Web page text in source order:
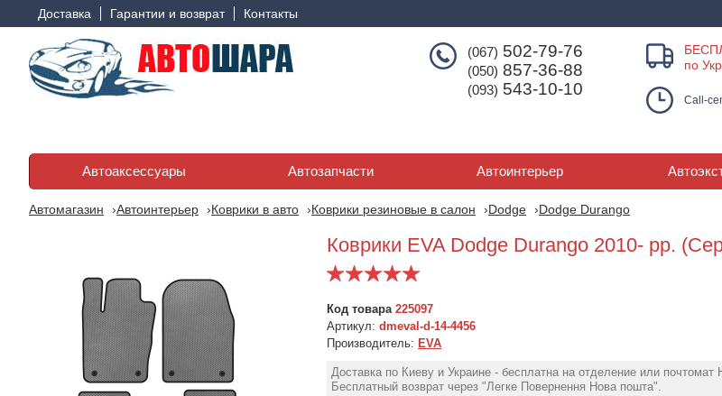
Доставка Гарантии и возврат Контакты
(067) 502-79-76
(050) 857-36-88
(093) 543-10-10
по
Call-
Автоаксессуары Автозапчасти Автоинтерьер
Автомагазин Автоинтерьер Коврики в авто Коврики резиновые в салон Dodge Dodge Durango
Коврики EVA Dodge Durango 2010- рр.
Код товара 225097
Артикул: dmeval-d-14-4456
Производитель: EVA
Доставка по Киеву и Украине - бесплатна на отделение или почтомат
Бесплатный возврат через "Легке Повернення Нова пошта".
Резиновые коврики в
Резиновые коврики для